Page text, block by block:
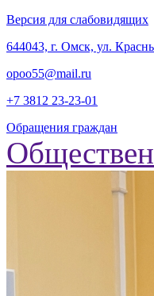
Версия для слабовидящих
‎644043, г. Омск, ул.
opoo55@mail.ru
+7 3812 23-23-01
Обращения граждан